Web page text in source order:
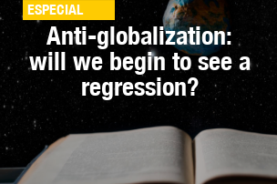
ESPECIAL
Anti-globalization:
will we begin to see a
regression?